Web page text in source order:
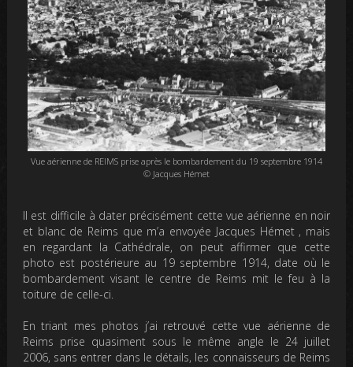
Vue aérienne de REIMS prise après le bombardement du 19 septembre 1914
© Jacques Hémet
Il est difficile à dater précisément cette vue aérienne en noir
et blanc de Reims que m’a envoyée Jacques Hémet , mais
en regardant la Cathédrale, on peut affirmer que cette
photo est postérieure au 19 septembre 1914, date où le
bombardement visant le centre de Reims mit le feu à la
toiture de celle-ci.
En triant mes photos j’ai retrouvé cette vue aérienne de
Reims prise quasiment sous le même angle le 24 juillet
2006, sans entrer dans le détails, les connaisseurs de Reims